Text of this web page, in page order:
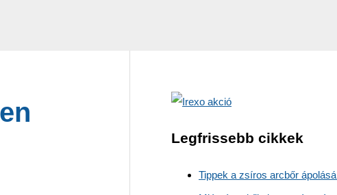
Legfrissebb cikkek
Tippek a zsíros arcbőr